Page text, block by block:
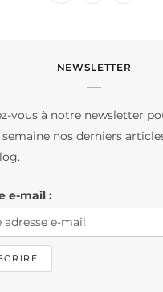
e
t
m
T
NEWSLETTER
vous à notre newsletter
nos derniers
e-mail :